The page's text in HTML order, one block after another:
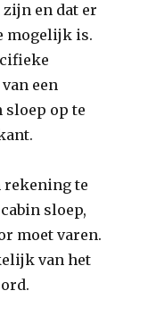
en dat er
mogelijk is.
een
op te
rekening te
sloep,
moet varen.
van het